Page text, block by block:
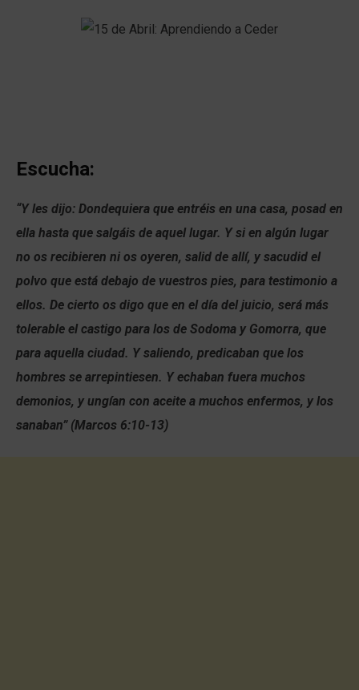
Escucha:
“Y les dijo: Dondequiera que entréis en una casa, posad en
ella hasta que salgáis de aquel lugar. Y si en algún lugar
no os recibieren ni os oyeren, salid de allí, y sacudid el
polvo que está debajo de vuestros pies, para testimonio a
ellos. De cierto os digo que en el día del juicio, será más
tolerable el castigo para los de Sodoma y Gomorra, que
para aquella ciudad. Y saliendo, predicaban que los
hombres se arrepintiesen. Y echaban fuera muchos
demonios, y ungían con aceite a muchos enfermos, y los
sanaban” (Marcos 6:10-13)